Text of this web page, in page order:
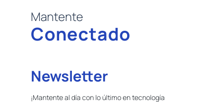
Mantente
Conectado
Newsletter
¡Mantente al día con lo último en tecnología